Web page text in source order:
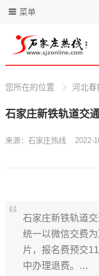
菜单
您所在的位置 河北春
石家庄新铁轨道交
来源： 石家庄热线 2022-
石家庄新铁轨道
统一以微信交费
片，报名费预交
中办理退费。…